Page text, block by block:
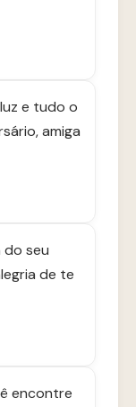
e tudo o
amiga
do seu
de te
encontre